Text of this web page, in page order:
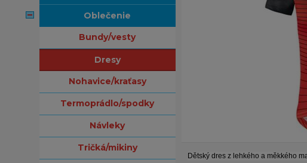
oblečenie
bundy/vesty
dresy
nohavice/kraťasy
termoprádlo/spodky
návleky
tričká/mikiny
Dětský dres z lehkého a měkkého